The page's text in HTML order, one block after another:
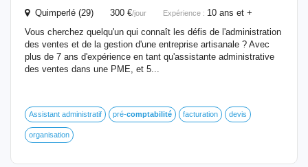
Quimperlé (29) 300 €/jour Expérience : 10 ans et +
Vous cherchez quelqu'un qui connaît les défis de l'administration
des ventes et de la gestion d'une entreprise artisanale ? Avec
plus de 7 ans d'expérience en tant qu'assistante administrative
des ventes dans une PME, et 5...
Assistant administratif pré-comptabilité facturation devis
organisation